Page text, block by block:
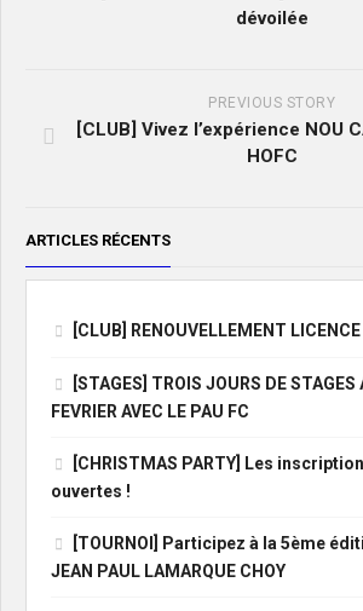
dévoilée
PREVIOUS STORY
[CLUB] Vivez l’expérience NOU
HOFC
ARTICLES RÉCENTS
[CLUB] RENOUVELLEMENT LICENCE
[STAGES] TROIS JOURS DE STAGES
FEVRIER AVEC LE PAU FC
[CHRISTMAS PARTY] Les
ouvertes !
[TOURNOI] Participez à la 5ème
JEAN PAUL LAMARQUE CHOY